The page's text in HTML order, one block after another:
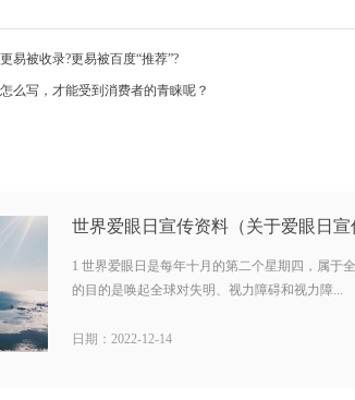
易被收录?更易被百度“推荐”?
么写，才能受到消费者的青睐呢？
世界爱眼日宣传资料（关于爱眼日
1 世界爱眼日是每年十月的第二个星期四，属于
的目的是唤起全球对失明、视力障碍和视力障...
日期：2022-12-14